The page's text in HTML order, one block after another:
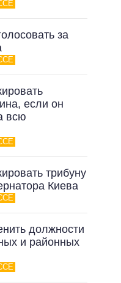
за
если он
всю
трибуну
Киева
должности
и районных